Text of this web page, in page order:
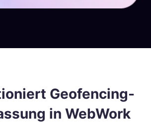
Geofencing-
in WebWork